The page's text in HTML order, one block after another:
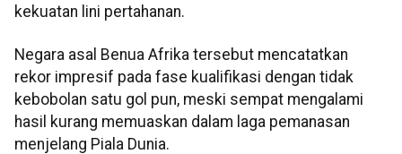
kekuatan lini pertahanan.
Negara asal Benua Afrika tersebut mencatatkan
rekor impresif pada fase kualifikasi dengan tidak
kebobolan satu gol pun, meski sempat mengalami
hasil kurang memuaskan dalam laga pemanasan
menjelang Piala Dunia.